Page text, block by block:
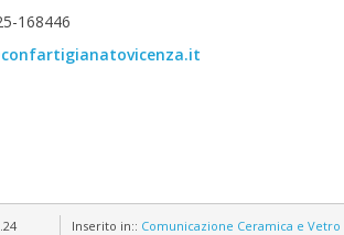
168446
Inserito in:: Comunicazione Ceramica e Vetro